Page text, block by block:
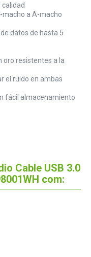
calidad
macho a A-macho
datos de hasta 5
oro resistentes a la
el ruido en ambas
fácil almacenamiento
Cable USB 3.0
com: